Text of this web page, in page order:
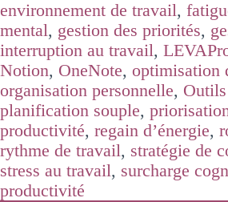
environnement de travail,
mental, gestion des priorités,
interruption au travail,
Notion, OneNote, optimisation
organisation personnelle,
planification souple,
productivité, regain d’énergie,
rythme de travail, stratégie de
stress au travail, surcharge
productivité